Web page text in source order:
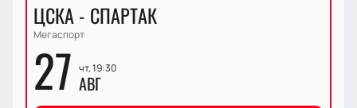
ЦСКА - СПАРТАК
Мегаспорт
27 чт, 19:30
АВГ